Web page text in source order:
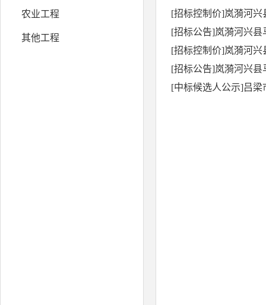
农业工程
其他工程
[招标控制价]岚漪河
[招标公告]岚漪河兴
[招标控制价]岚漪河
[招标公告]岚漪河兴
[中标候选人公示]吕